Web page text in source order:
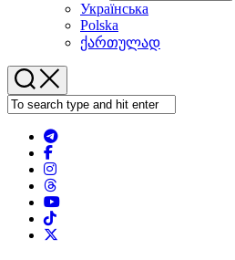
Українська
Polska
ქართულად